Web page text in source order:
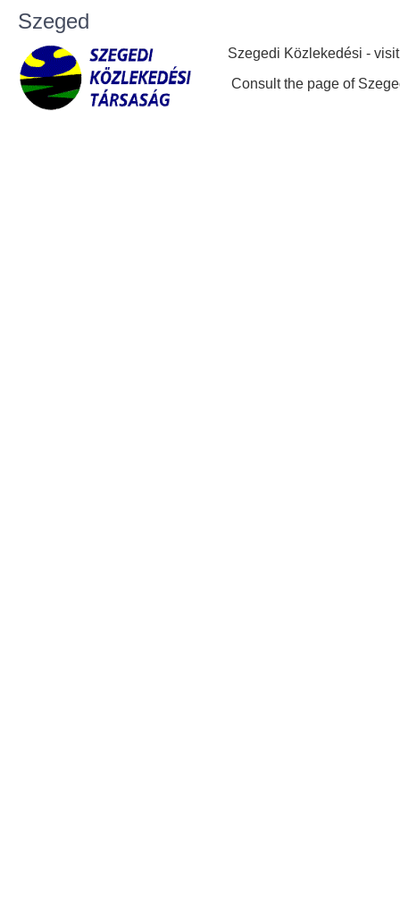
Szeged
Szegedi Közlekedési -
Consult the page of